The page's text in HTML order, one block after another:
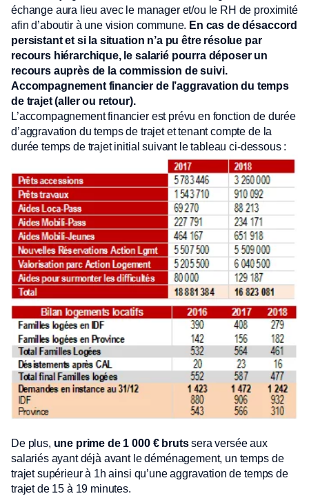
échange aura lieu avec le manager et/ou le RH de proximité
afin d’aboutir à une vision commune. En cas de désaccord
persistant et si la situation n’a pu être résolue par
recours hiérarchique, le salarié pourra déposer un
recours auprès de la commission de suivi.
Accompagnement financier de l’aggravation du temps
de trajet (aller ou retour).
L’accompagnement financier est prévu en fonction de durée
d’aggravation du temps de trajet et tenant compte de la
durée temps de trajet initial suivant le tableau ci-dessous :
De plus, une prime de 1 000 € brutssera versée aux
salariés ayant déjà avant le déménagement, un temps de
trajet supérieur à 1h ainsi qu’une aggravation de temps de
trajet de 15 à 19 minutes.